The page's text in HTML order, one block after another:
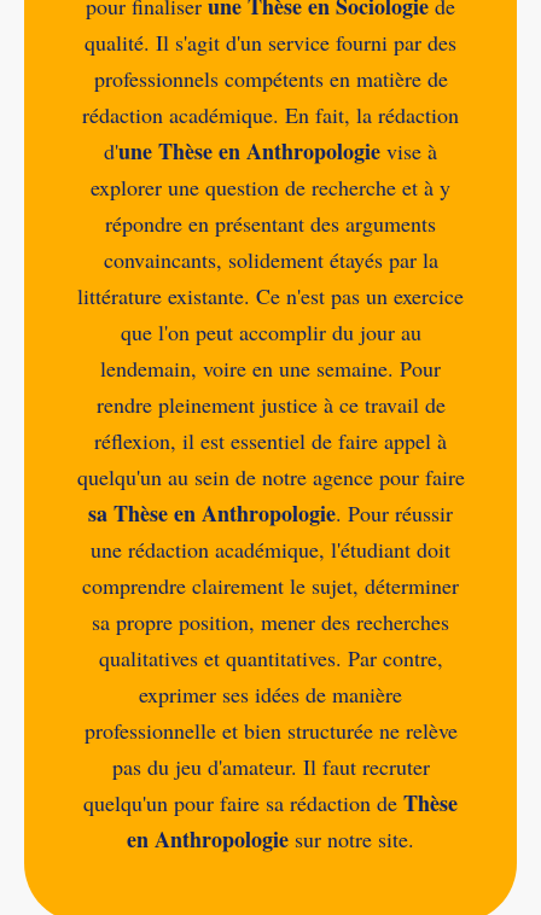
qualité. Il s'agit d'un service fourni par des
professionnels compétents en matière de
rédaction académique. En fait, la rédaction
d'une Thèse en Anthropologie vise à
explorer une question de recherche et à y
répondre en présentant des arguments
convaincants, solidement étayés par la
littérature existante. Ce n'est pas un exercice
que l'on peut accomplir du jour au
lendemain, voire en une semaine. Pour
rendre pleinement justice à ce travail de
réflexion, il est essentiel de faire appel à
quelqu'un au sein de notre agence pour faire
sa Thèse en Anthropologie. Pour réussir
une rédaction académique, l'étudiant doit
comprendre clairement le sujet, déterminer
sa propre position, mener des recherches
qualitatives et quantitatives. Par contre,
exprimer ses idées de manière
professionnelle et bien structurée ne relève
pas du jeu d'amateur. Il faut recruter
quelqu'un pour faire sa rédaction de Thèse
en Anthropologie sur notre site.